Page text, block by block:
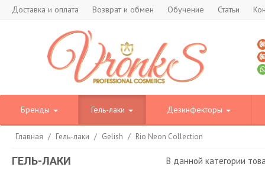
Доставка и оплата Возврат и обмен Обучение Статьи
Бренды Гель-лаки Дезинфекторы
Главная / Гель-лаки / Gelish / Rio Neon Collection
ГЕЛЬ-ЛАКИ В данной категории